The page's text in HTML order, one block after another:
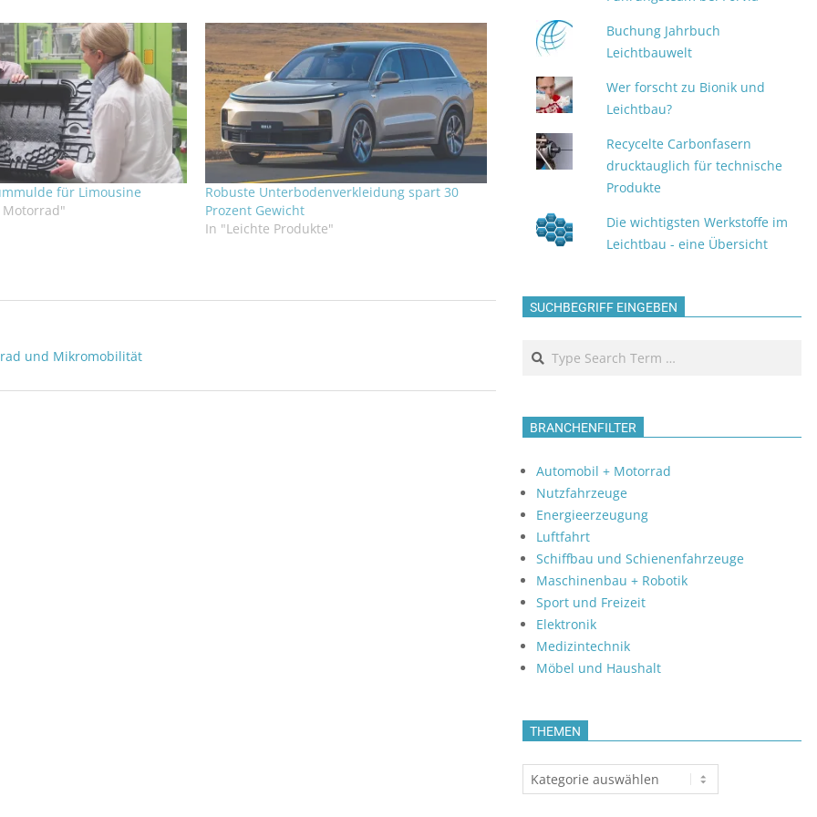
für Limousine
Robuste Unterbodenverkleidung spart 30
Prozent Gewicht
In "Leichte Produkte"
und Mikromobilität
Buchung Jahrbuch
Leichtbauwelt
Wer forscht zu Bionik und
Leichtbau?
Recycelte Carbonfasern
drucktauglich für technische
Produkte
Die wichtigsten Werkstoffe im
Leichtbau - eine Übersicht
SUCHBEGRIFF EINGEBEN
Search
BRANCHENFILTER
Automobil + Motorrad
Nutzfahrzeuge
Energieerzeugung
Luftfahrt
Schiffbau und Schienenfahrzeuge
Maschinenbau + Robotik
Sport und Freizeit
Elektronik
Medizintechnik
Möbel und Haushalt
THEMEN
Themen